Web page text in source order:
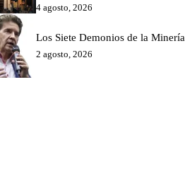
4 agosto, 2026
Los Siete Demonios de la Minería
2 agosto, 2026